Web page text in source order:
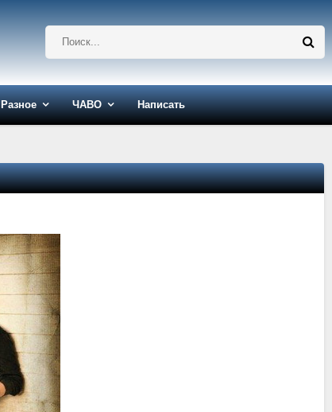
Разное ЧАВО Написать